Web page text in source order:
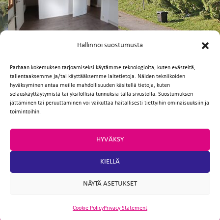
Hallinnoi suostumusta
Parhaan kokemuksen tarjoamiseksi käytämme teknologioita, kuten evästeitä,
tallentaaksemme ja/tai käyttääksemme laitetietoja. Näiden tekniikoiden
hyväksyminen antaa meille mahdollisuuden käsitellä tietoja, kuten
selauskäyttäytymistä tai yksilöllisiä tunnuksia tällä sivustolla. Suostumuksen
jättäminen tai peruuttaminen voi vaikuttaa haitallisesti tiettyihin ominaisuuksiin ja
toimintoihin.
HYVÄKSY
KIELLÄ
NÄYTÄ ASETUKSET
Cookie PolicyPrivacy Statement
FI
Facebook
TwitterEmailWhatsApp